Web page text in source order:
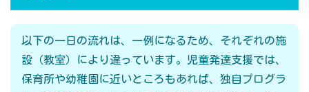
以下の一日の流れは、一例になるため、それぞれの施
設（教室）により違っています。児童発達支援では、
保育所や幼稚園に近いところもあれば、独自プログラ